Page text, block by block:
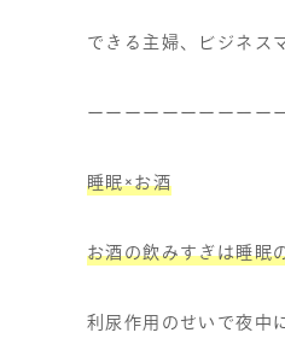
できる主婦、ビジネス
ーーーーーーーーーー
睡眠×お酒
お酒の飲みすぎは睡眠
利尿作用のせいで夜中